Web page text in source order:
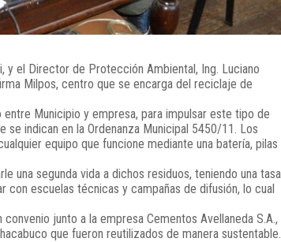
y el Director de Protección Ambiental, Ing. Luciano
Milpos, centro que se encarga del reciclaje de
Municipio y empresa, para impulsar este tipo de
indican en la Ordenanza Municipal 5450/11. Los
equipo que funcione mediante una batería, pilas
una segunda vida a dichos residuos, teniendo una tasa
con escuelas técnicas y campañas de difusión, lo cual
junto a la empresa Cementos Avellaneda S.A.,
que fueron reutilizados de manera sustentable.